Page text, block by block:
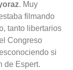
. Muy
filmando
tanto libertarios
Congreso
si
de Espert.